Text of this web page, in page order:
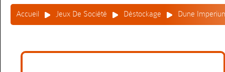
Accueil Jeux De Société Déstockage Dune